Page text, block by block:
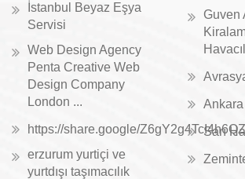
İstanbul Beyaz Eşya
Servisi
Web Design Agency
Penta Creative Web
Design Company
London ...
https://share.google/
erzurum yurtiçi ve
yurtdışı taşımacılık
Guven
Sarı